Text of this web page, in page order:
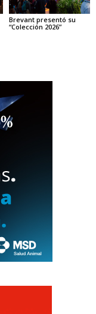
Brevant presentó su
“Colección 2026”